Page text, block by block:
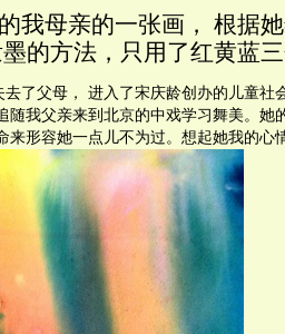
我母亲的一张画， 根据
的方法，只用了红黄蓝
了父母， 进入了宋庆龄创办的儿童社
随我父亲来到北京的中戏学习舞美。她
来形容她一点儿不为过。想起她我的心